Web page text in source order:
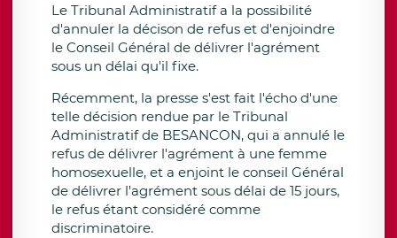
Le Tribunal Administratif a la possibilité
d'annuler la décison de refus et d'enjoindre
le Conseil Général de délivrer l'agrément
sous un délai qu'il fixe.
Récemment, la presse s'est fait l'écho d'une
telle décision rendue par le Tribunal
Administratif de BESANCON, qui a annulé le
refus de délivrer l'agrément à une femme
homosexuelle, et a enjoint le conseil Général
de délivrer l'agrément sous délai de 15 jours,
le refus étant considéré comme
discriminatoire.